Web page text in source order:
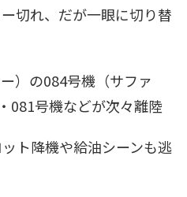
切れ、だが一眼に切り替
ー）の084号機（サファ
081号機などが次々離陸
降機や給油シーンも逃